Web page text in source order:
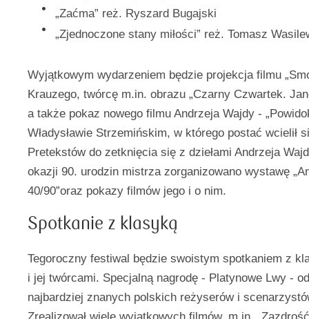
„Zaćma” reż. Ryszard Bugajski
„Zjednoczone stany miłości” reż. Tomasz
Wyjątkowym wydarzeniem będzie projekcja filmu
Krauzego, twórcę m.in. obrazu „Czarny Czwartek.
a także pokaz nowego filmu Andrzeja Wajdy -
Władysławie Strzemińskim, w którego postać wcielił
Pretekstów do zetknięcia się z dziełami Andrzeja
okazji 90. urodzin mistrza zorganizowano wystawę
40/90”oraz pokazy filmów jego i o nim.
Spotkanie z klasyką
Tegoroczny festiwal będzie swoistym spotkaniem z
i jej twórcami. Specjalną nagrodę - Platynowe Lwy -
najbardziej znanych polskich reżyserów i
Zrealizował wiele wyjątkowych filmów, m.in.